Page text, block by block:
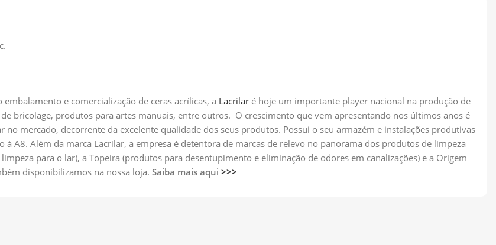
e comercialização de ceras acrílicas, a Lacrilar é hoje um importante player nacional na produção de
bricolage, produtos para artes manuais, entre outros. O crescimento que vem apresentando nos últimos anos é
no mercado, decorrente da excelente qualidade dos seus produtos. Possui o seu armazém e instalações produtivas
à A8. Além da marca Lacrilar, a empresa é detentora de marcas de relevo no panorama dos produtos de limpeza
para o lar), a Topeira (produtos para desentupimento e eliminação de odores em canalizações) e a Origem
disponibilizamos na nossa loja. Saiba mais aqui >>>